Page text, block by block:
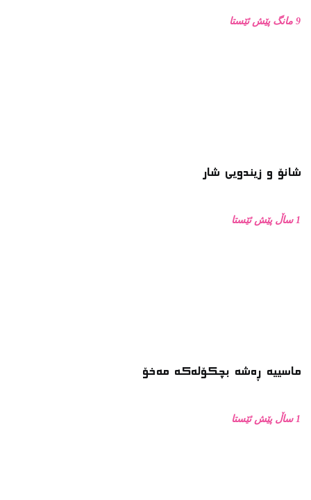
9 مانگ پێش ئێستا
شانۆ و زیندویی شار
1 ساڵ پێش ئێستا
ماسییه ڕەشە بچکۆلەکە مەخۆ
1 ساڵ پێش ئێستا